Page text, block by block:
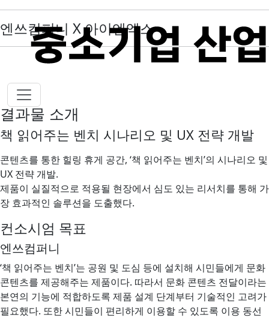
엔쓰컴퍼니 X 아이엔엑스
결과물 소개
책 읽어주는 벤치 시나리오 및 UX 전략 개발
콘텐츠를 통한 힐링 휴게 공간, ‘책 읽어주는 벤치’의 시나리오 및
UX 전략 개발.
제품이 실질적으로 적용될 현장에서 심도 있는 리서치를 통해 가
장 효과적인 솔루션을 도출했다.
컨소시엄 목표
엔쓰컴퍼니
‘책 읽어주는 벤치’는 공원 및 도심 등에 설치해 시민들에게 문화
콘텐츠를 제공해주는 제품이다. 따라서 문화 콘텐츠 전달이라는
본연의 기능에 적합하도록 제품 설계 단계부터 기술적인 고려가
필요했다. 또한 시민들이 편리하게 이용할 수 있도록 이용 동선